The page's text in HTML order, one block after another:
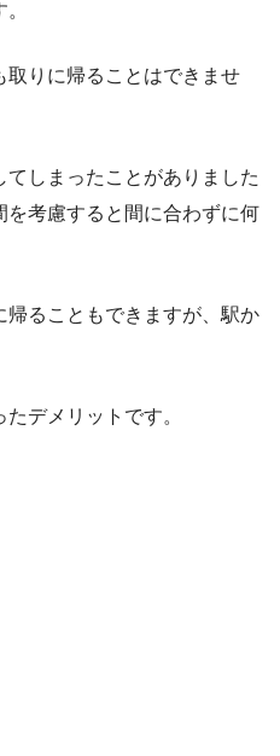
りに帰ることはできませ
しまったことがありました
考慮すると間に合わずに何
ることもできますが、駅か
デメリットです。